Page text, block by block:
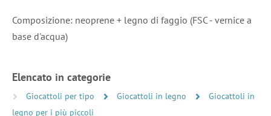
Composizione: neoprene + legno di faggio (FSC - vernice a
base d'acqua)
Elencato in categorie
Giocattoli per tipo Giocattoli in legno
Giocattoli in
legno per i più piccoli